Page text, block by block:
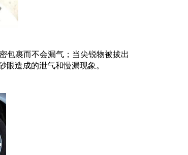
包裹而不会漏气；当尖锐物被拔出
造成的泄气和慢漏现象。